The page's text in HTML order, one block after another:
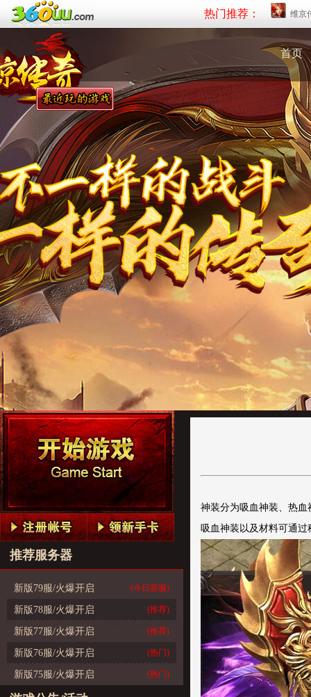
热门推荐： 维京
首页
推荐服务器
新版79服/火爆开启 (今日新服)
新版78服/火爆开启 (推荐)
新版77服/火爆开启 (推荐)
新版76服/火爆开启 (热门)
新版75服/火爆开启 (热门)
神装分为吸血神装、热血
吸血神装以及材料可通过